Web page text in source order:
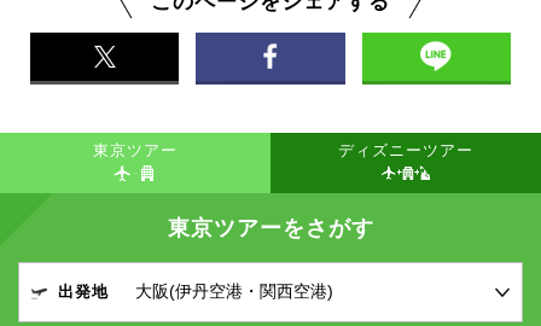
東京ツアー ディズニーツアー
東京ツアーをさがす
出発地